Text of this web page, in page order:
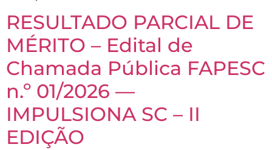
RESULTADO PARCIAL DE
MÉRITO – Edital de
Chamada Pública FAPESC
n.º 01/2026 —
IMPULSIONA SC – II
EDIÇÃO